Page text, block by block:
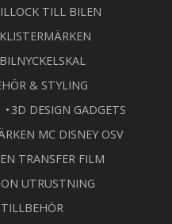
TILL BILEN
& STYLING
3D DESIGN GADGETS
MC DISNEY OSV
TRANSFER FILM
UTRUSTNING